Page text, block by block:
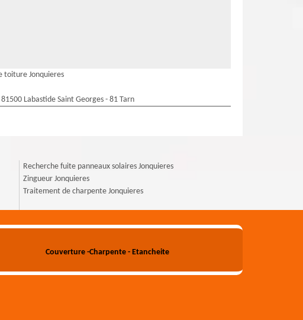
toiture Jonquieres
Labastide Saint Georges - 81 Tarn
Recherche fuite panneaux solaires Jonquieres
Zingueur Jonquieres
Traitement de charpente Jonquieres
Couverture -Charpente - Etancheite